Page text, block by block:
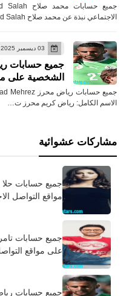
الاجتماعي نبذة عن محمد صلاح Mohamed Salah …
03 ديسمبر 2025
الشخصية على
الاسم الكامل: رياض كريم محرز ت…
مشاركات عشوائية
مواقع التواصل
على مواقع